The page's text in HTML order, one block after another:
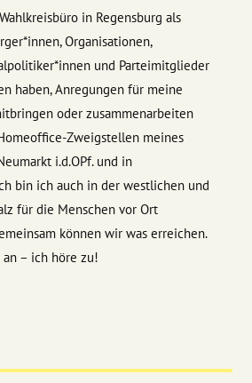
in Regensburg als
Organisationen,
und Parteimitglieder
haben, Anregungen für meine
oder zusammenarbeiten
Zweigstellen meines
i.d.OPf. und in
bin ich auch in der westlichen und
für die Menschen vor Ort
können wir was erreichen.
– ich höre zu!